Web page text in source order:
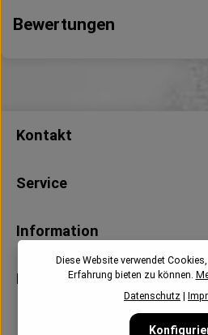
Bewertungen
Kontakt
Service
Information
Newsletter
Diese Website verwendet
Erfahrung bieten zu können.
Datenschutz